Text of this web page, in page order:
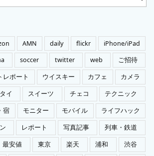
AMN daily flickr
iPhone/iPad
soccer twitter web
ご招待
レポート ウイスキー カフェ
カメラ
イ スイーツ チェコ
テクニック
宿 モニター モバイル
ライフハック
レポート 写真記事
列車・鉄道
最安値 東京 楽天 浦和
渋谷